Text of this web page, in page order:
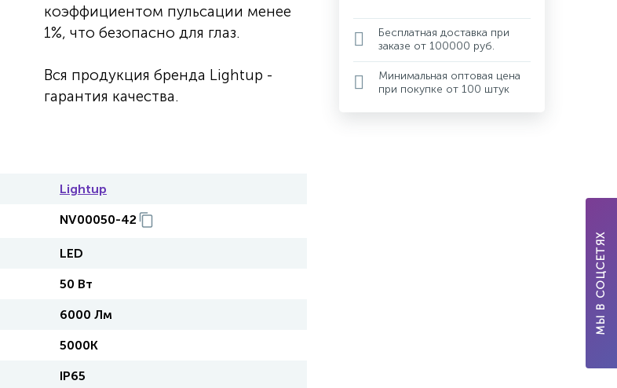
коэффициентом пульсации менее
1%, что безопасно для глаз.
Вся продукция бренда Lightup -
гарантия качества.
Lightup
NV00050-42
LED
50 Вт
6000 Лм
5000К
IP65
Бесплатная доставка при
заказе от 100000 руб.
Минимальная оптовая цена
при покупке от 100 штук
МЫ В СОЦСЕТЯХ